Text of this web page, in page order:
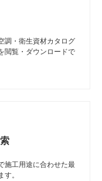
調・衛生資材カタログ
閲覧・ダウンロードで
施工用途に合わせた最
。